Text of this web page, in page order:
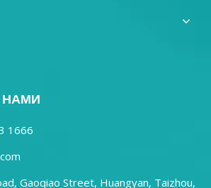
НАМИ
1666
Gaoqiao Street, Huangyan, Taizhou,